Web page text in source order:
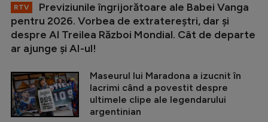
RTV
Previziunile îngrijorătoare ale Babei Vanga
pentru 2026. Vorbea de extratereștri, dar și
despre Al Treilea Război Mondial. Cât de departe
ar ajunge și AI-ul!
Maseurul lui Maradona a izucnit în
lacrimi când a povestit despre
ultimele clipe ale legendarului
argentinian